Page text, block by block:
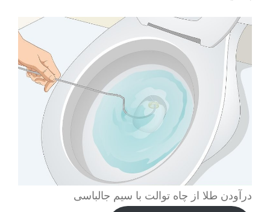
درآودن طلا از چاه توالت با سیم جالباسی